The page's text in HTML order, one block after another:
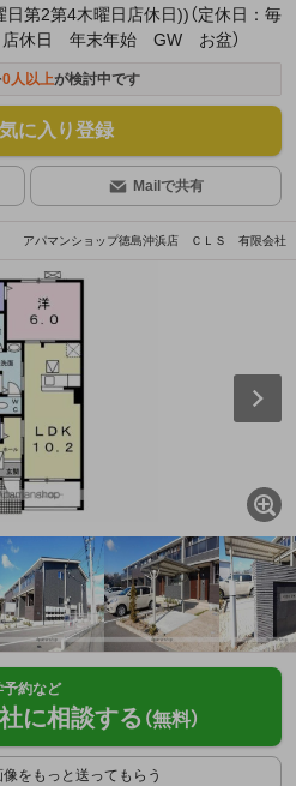
第2第4木曜日店休日))（定休日：毎
休日 年末年始 GW お盆）
0人以上が検討中です
に入り登録
Mailで共有
アパマンショップ徳島沖浜店 ＣＬＳ 有限会社
予約など
に相談する （無料）
をもっと送ってもらう